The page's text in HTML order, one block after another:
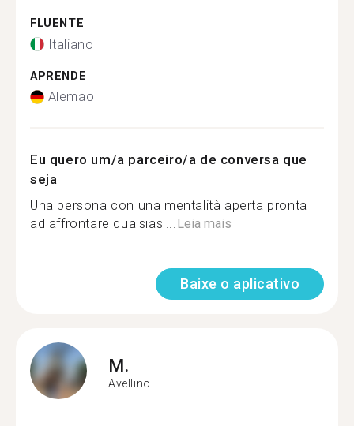
FLUENTE
Italiano
APRENDE
Alemão
Eu quero um/a parceiro/a de conversa que
seja
Una persona con una mentalità aperta pronta
ad affrontare qualsiasi...Leia mais
Baixe o aplicativo
M.
Avellino